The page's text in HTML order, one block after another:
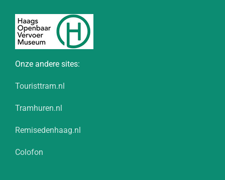
Onze andere sites:
Touristtram.nl
Tramhuren.nl
Remisedenhaag.nl
Colofon